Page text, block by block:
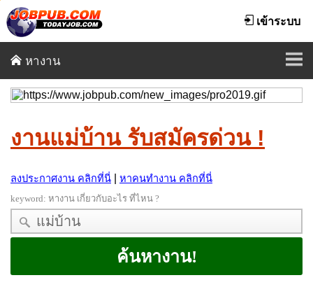
เข้าระบบ
หางาน
งานแม่บ้าน รับสมัครด่วน !
ลงประกาศงาน คลิกที่นี่ หาคนทำงาน คลิกที่นี่
keyword: หางาน เกี่ยวกับอะไร ที่ไหน ?